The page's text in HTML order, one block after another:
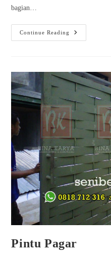
bagian…
Continue Reading
Pintu Pagar